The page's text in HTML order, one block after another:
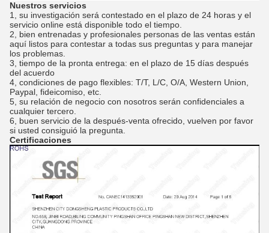
Nuestros servicios
1, su investigación será contestado en el plazo de 24 horas y el
servicio online está disponible todo el tiempo.
2, bien entrenadas y profesionales personas de las ventas están
aquí listos para contestar a todas sus preguntas y para manejar
los problemas.
3, tiempo de la pronta entrega: en el plazo de 15 días después
del acuerdo
4, condiciones de pago flexibles: T/T, L/C, O/A, Western Union,
Paypal, fideicomiso, etc.
5, su relación de negocio con nosotros serán confidenciales a
cualquier tercero.
6, buen servicio de la después-venta ofrecido, vuelven por favor
si usted consiguió la pregunta.
Certificaciones